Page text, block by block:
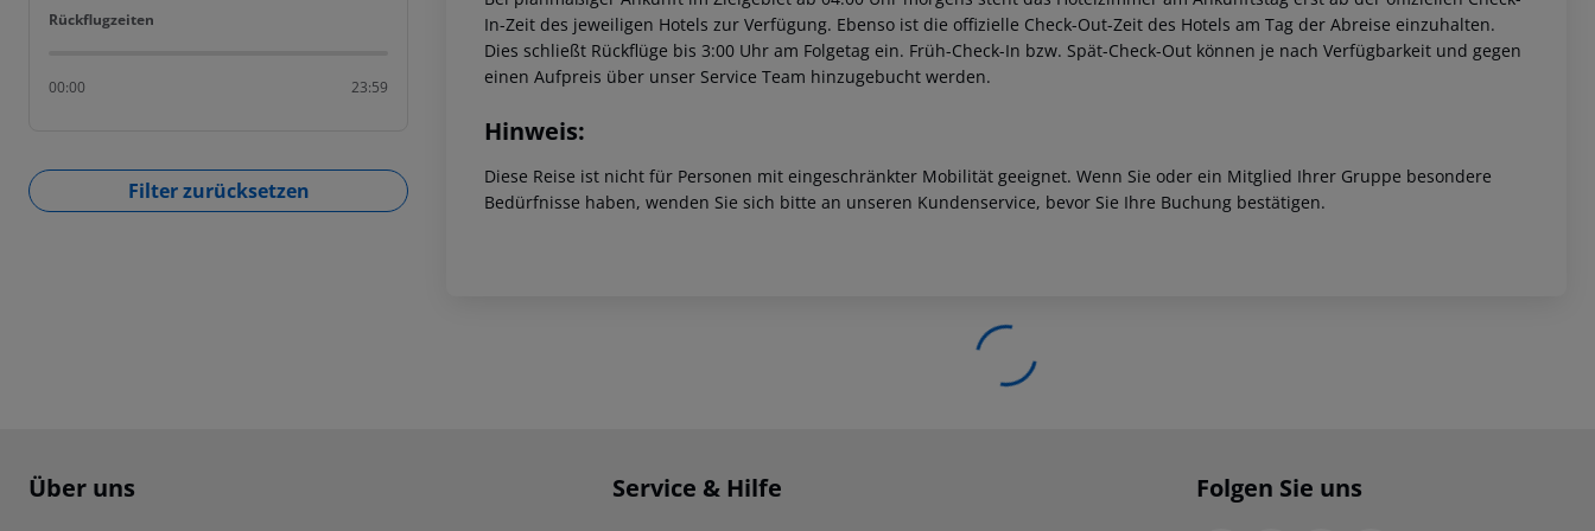
Rückflugzeiten
Rückflugzeiten
00:00 23:59
Filter zurücksetzen
In-Zeit des jeweiligen Hotels zur Verfügung. Ebenso ist die offizielle Check-Out-Zeit des Hotels am Tag der Abreise einzuhalten.
Dies schließt Rückflüge bis 3:00 Uhr am Folgetag ein. Früh-Check-In bzw. Spät-Check-Out können je nach Verfügbarkeit und gegen
einen Aufpreis über unser Service Team hinzugebucht werden.
Hinweis:
Diese Reise ist nicht für Personen mit eingeschränkter Mobilität geeignet. Wenn Sie oder ein Mitglied Ihrer Gruppe besondere
Bedürfnisse haben, wenden Sie sich bitte an unseren Kundenservice, bevor Sie Ihre Buchung bestätigen.
Footer navigation
Über uns Service & Hilfe Folgen Sie uns